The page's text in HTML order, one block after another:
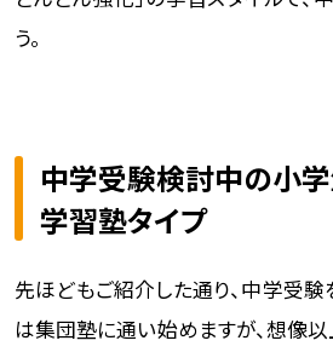
う。
中学受験検討中の小
学習塾タイプ
先ほどもご紹介した通り、中学受
は集団塾に通い始めますが、想像